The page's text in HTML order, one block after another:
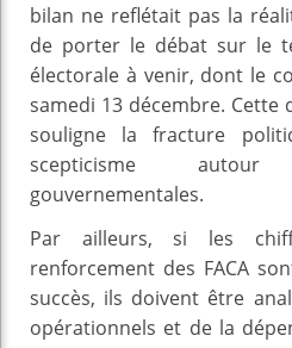
bilan ne reflétait pas la
de porter le débat sur le
électorale à venir, dont le
samedi 13 décembre.
souligne la fracture
scepticisme
gouvernementales.
Par ailleurs, si les
renforcement des FACA
succès, ils doivent être
opérationnels et de la